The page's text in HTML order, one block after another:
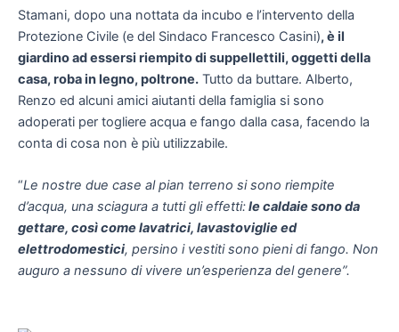
Stamani, dopo una nottata da incubo e l’intervento della
Protezione Civile (e del Sindaco Francesco Casini), è il
giardino ad essersi riempito di suppellettili, oggetti della
casa, roba in legno, poltrone. Tutto da buttare. Alberto,
Renzo ed alcuni amici aiutanti della famiglia si sono
adoperati per togliere acqua e fango dalla casa, facendo la
conta di cosa non è più utilizzabile.
“Le nostre due case al pian terreno si sono riempite
d’acqua, una sciagura a tutti gli effetti:le caldaie sono da
gettare, così come lavatrici, lavastoviglie ed
elettrodomestici, persino i vestiti sono pieni di fango. Non
auguro a nessuno di vivere un’esperienza del genere”.